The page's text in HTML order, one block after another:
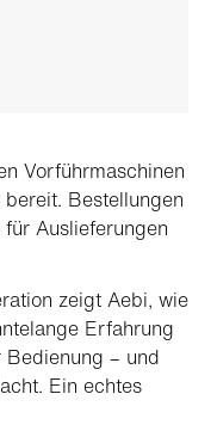
Vorführmaschinen
Bestellungen
Auslieferungen
zeigt Aebi, wie
Erfahrung
– und
Ein echtes